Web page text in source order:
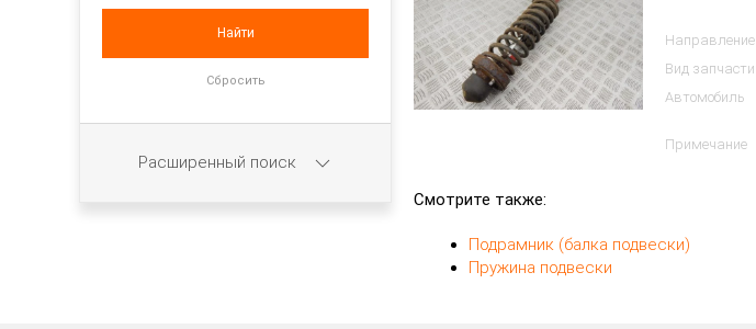
Направление
Вид запчасти
Автомобиль
Примечание
Смотрите также:
Подрамник (балка подвески)
Пружина подвески
Расширенный поиск